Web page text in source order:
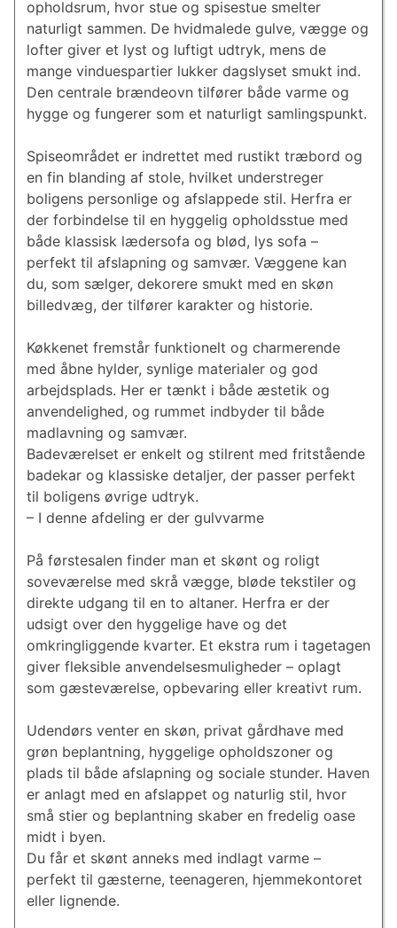
opholdsrum, hvor stue og spisestue smelter
naturligt sammen. De hvidmalede gulve, vægge og
lofter giver et lyst og luftigt udtryk, mens de
mange vinduespartier lukker dagslyset smukt ind.
Den centrale brændeovn tilfører både varme og
hygge og fungerer som et naturligt samlingspunkt.
Spiseområdet er indrettet med rustikt træbord og
en fin blanding af stole, hvilket understreger
boligens personlige og afslappede stil. Herfra er
der forbindelse til en hyggelig opholdsstue med
både klassisk lædersofa og blød, lys sofa –
perfekt til afslapning og samvær. Væggene kan
du, som sælger, dekorere smukt med en skøn
billedvæg, der tilfører karakter og historie.
Køkkenet fremstår funktionelt og charmerende
med åbne hylder, synlige materialer og god
arbejdsplads. Her er tænkt i både æstetik og
anvendelighed, og rummet indbyder til både
madlavning og samvær.
Badeværelset er enkelt og stilrent med fritstående
badekar og klassiske detaljer, der passer perfekt
til boligens øvrige udtryk.
– I denne afdeling er der gulvvarme
På førstesalen finder man et skønt og roligt
soveværelse med skrå vægge, bløde tekstiler og
direkte udgang til en to altaner. Herfra er der
udsigt over den hyggelige have og det
omkringliggende kvarter. Et ekstra rum i tagetagen
giver fleksible anvendelsesmuligheder – oplagt
som gæsteværelse, opbevaring eller kreativt rum.
Udendørs venter en skøn, privat gårdhave med
grøn beplantning, hyggelige opholdszoner og
plads til både afslapning og sociale stunder. Haven
er anlagt med en afslappet og naturlig stil, hvor
små stier og beplantning skaber en fredelig oase
midt i byen.
Du får et skønt anneks med indlagt varme –
perfekt til gæsterne, teenageren, hjemmekontoret
eller lignende.